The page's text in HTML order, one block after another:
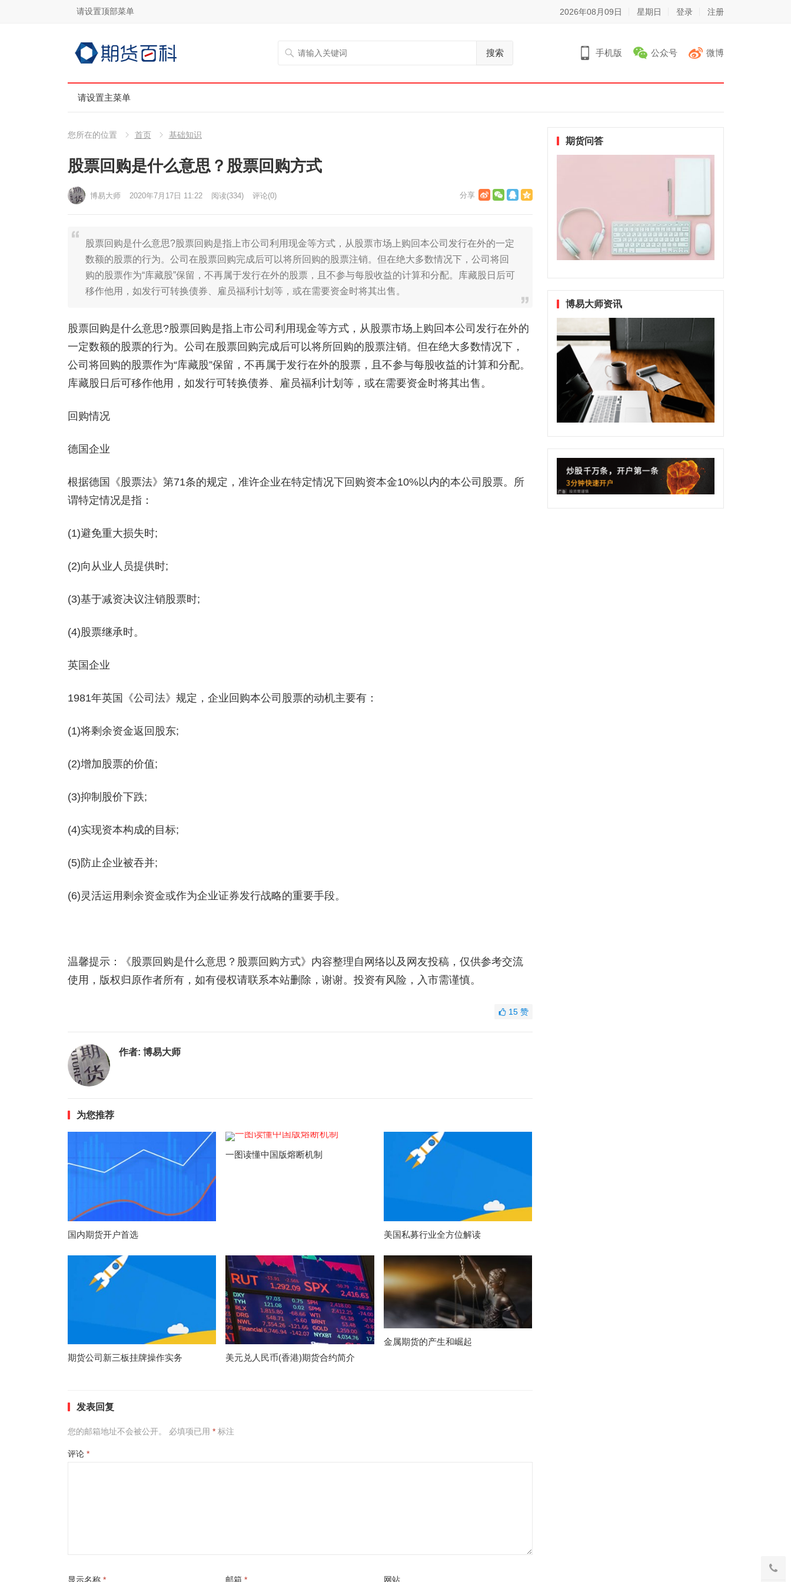
请设置顶部菜单 2026年08月09日 星期日 登录 注册
搜索 手机版 公众号 微博
请设置主菜单
您所在的位置 首页 基础知识
股票回购是什么意思？股票回购方式
博易大师 2020年7月17日 11:22 阅读(334) 评论(0)
股票回购是什么意思?股票回购是指上市公司利用现金等方式，从股票市场上购回本公司发行在外的一定
数额的股票的行为。公司在股票回购完成后可以将所回购的股票注销。但在绝大多数情况下，公司将回
购的股票作为“库藏股”保留，不再属于发行在外的股票，且不参与每股收益的计算和分配。库藏股日后可
移作他用，如发行可转换债券、雇员福利计划等，或在需要资金时将其出售。
股票回购是什么意思?股票回购是指上市公司利用现金等方式，从股票市场上购回本公司发行在外的
一定数额的股票的行为。公司在股票回购完成后可以将所回购的股票注销。但在绝大多数情况下，
公司将回购的股票作为“库藏股”保留，不再属于发行在外的股票，且不参与每股收益的计算和分配。
库藏股日后可移作他用，如发行可转换债券、雇员福利计划等，或在需要资金时将其出售。
回购情况
德国企业
根据德国《股票法》第71条的规定，准许企业在特定情况下回购资本金10%以内的本公司股票。所
谓特定情况是指：
(1)避免重大损失时;
(2)向从业人员提供时;
(3)基于减资决议注销股票时;
(4)股票继承时。
英国企业
1981年英国《公司法》规定，企业回购本公司股票的动机主要有：
(1)将剩余资金返回股东;
(2)增加股票的价值;
(3)抑制股价下跌;
(4)实现资本构成的目标;
(5)防止企业被吞并;
(6)灵活运用剩余资金或作为企业证券发行战略的重要手段。
温馨提示：《股票回购是什么意思？股票回购方式》内容整理自网络以及网友投稿，仅供参考交流
使用，版权归原作者所有，如有侵权请联系本站删除，谢谢。投资有风险，入市需谨慎。
15 赞
作者: 博易大师
为您推荐
国内期货开户首选
一图读懂中国版熔断机制
美国私募行业全方位解读
期货公司新三板挂牌操作实务 美元兑人民币(香港)期货合约简介
金属期货的产生和崛起
发表回复
您的邮箱地址不会被公开。 必填项已用 *标注
评论 *
显示名称 * 邮箱* 网站
期货问答
博易大师资讯